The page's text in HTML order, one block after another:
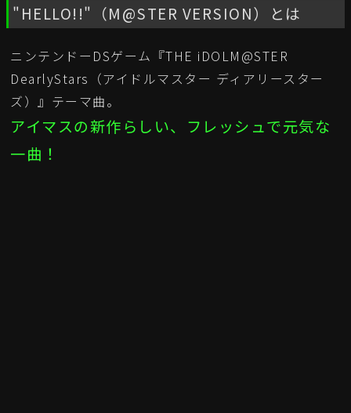
"HELLO!!"（M@STER VERSION）とは
ニンテンドーDSゲーム『THE iDOLM@STER
DearlyStars（アイドルマスター ディアリースター
ズ）』テーマ曲。
アイマスの新作らしい、フレッシュで元気な
一曲！